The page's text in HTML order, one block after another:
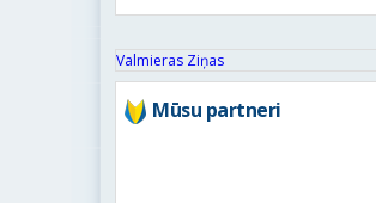
Valmieras Ziņas
Mūsu partneri